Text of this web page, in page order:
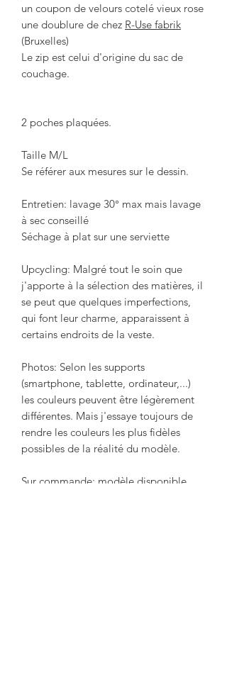
un coupon de velours cotelé vieux rose
une doublure de chez R-Use fabrik
(Bruxelles)
Le zip est celui d'origine du sac de
couchage.
2 poches plaquées.
Taille M/L
Se référer aux mesures sur le dessin.
Entretien: lavage 30° max mais lavage
à sec conseillé
Séchage à plat sur une serviette
Upcycling: Malgré tout le soin que
j'apporte à la sélection des matières, il
se peut que quelques imperfections,
qui font leur charme, apparaissent à
certains endroits de la veste.
Photos: Selon les supports
(smartphone, tablette, ordinateur,...)
les couleurs peuvent être légèrement
différentes. Mais j'essaye toujours de
rendre les couleurs les plus fidèles
possibles de la réalité du modèle.
Sur commande: modèle disponible